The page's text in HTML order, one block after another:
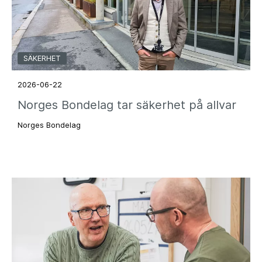
SÄKERHET
2026-06-22
Norges Bondelag tar säkerhet på allvar
Norges Bondelag